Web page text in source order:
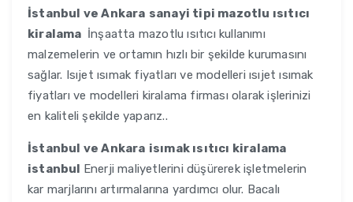
İstanbul ve Ankara sanayi tipi mazotlu ısıtıcı
kiralama İnşaatta mazotlu ısıtıcı kullanımı
malzemelerin ve ortamın hızlı bir şekilde kurumasını
sağlar. Isıjet ısımak fiyatları ve modelleri ısıjet ısımak
fiyatları ve modelleri kiralama firması olarak işlerinizi
en kaliteli şekilde yaparız..
İstanbul ve Ankara isımak ısıtıcı kiralama
istanbul Enerji maliyetlerini düşürerek işletmelerin
kar marjlarını artırmalarına yardımcı olur. Bacalı